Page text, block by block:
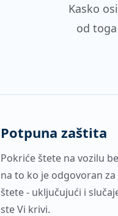
Kasko
od
Potpuna zaštita
Pokriće štete na vozilu
na to ko je odgovoran
štete - uključujući i
ste Vi krivi.